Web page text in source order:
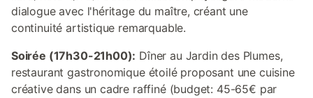
dialogue avec l'héritage du maître, créant une
continuité artistique remarquable.
Soirée (17h30-21h00): Dîner au Jardin des Plumes,
restaurant gastronomique étoilé proposant une cuisine
créative dans un cadre raffiné (budget: 45-65€ par